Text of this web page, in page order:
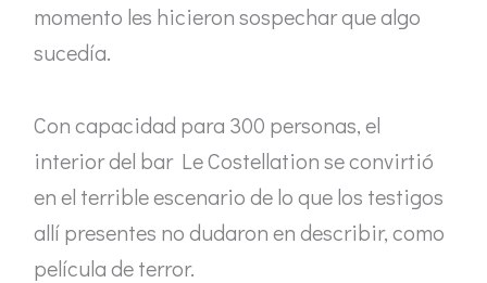
momento les hicieron sospechar que algo
sucedía.
Con capacidad para 300 personas, el
interior del bar Le Costellation se convirtió
en el terrible escenario de lo que los testigos
allí presentes no dudaron en describir, como
película de terror.